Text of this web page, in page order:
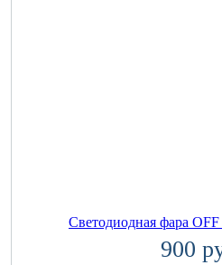
Светодиодная фара
900